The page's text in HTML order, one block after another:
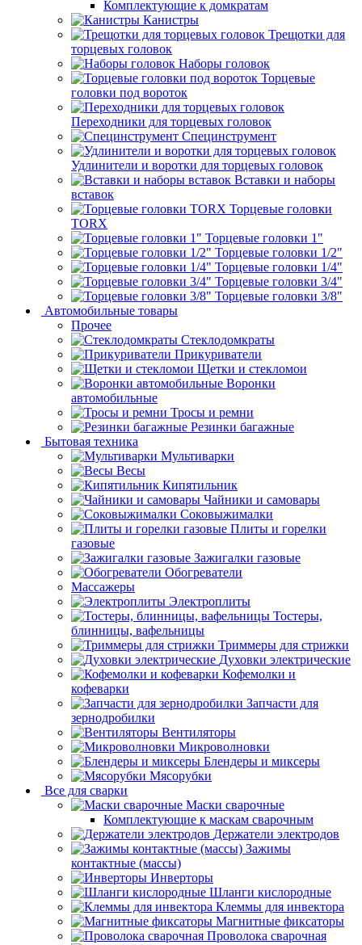
Комплектующие к домкратам
Канистры
Трещотки для
торцевых головок
Наборы головок
Торцевые
головки под вороток
Переходники для торцевых головок
Специнструмент
Удлинители и воротки для торцевых головок
Вставки и наборы
вставок
Торцевые головки
TORX
Торцевые головки 1"
Торцевые головки 1/2"
Торцевые головки 1/4"
Торцевые головки 3/4"
Торцевые головки 3/8"
Автомобильные товары
Прочее
Стеклодомкраты
Прикуриватели
Щетки и стекломои
Воронки
автомобильные
Тросы и ремни
Резинки багажные
Бытовая техника
Мультиварки
Весы
Кипятильник
Чайники и самовары
Соковыжималки
Плиты и горелки
газовые
Зажигалки газовые
Обогреватели
Массажеры
Электроплиты
Тостеры,
блинницы, вафельницы
Триммеры для стрижки
Духовки электрические
Кофемолки и
кофеварки
Запчасти для
зернодробилки
Вентиляторы
Микроволновки
Блендеры и миксеры
Мясорубки
Все для сварки
Маски сварочные
Комплектующие к маскам сварочным
Держатели электродов
Зажимы
контактные (массы)
Инверторы
Шланги кислородные
Клеммы для инвектора
Магнитные фиксаторы
Проволока сварочная